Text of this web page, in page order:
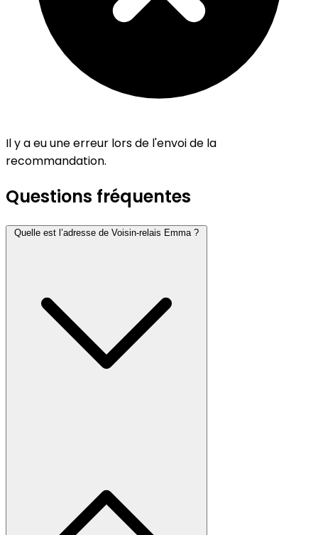
Il y a eu une erreur lors de l'envoi de la
recommandation.
Questions fréquentes
Quelle est l’adresse de Voisin-relais Emma ?